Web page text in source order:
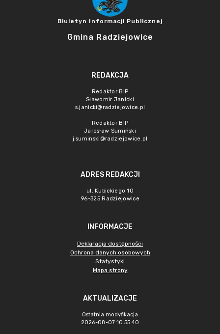
Biuletyn Informacji Publicznej
Gmina Radziejowice
REDAKCJA
Redaktor BIP
Sławomir Janicki
s.janicki@radziejowice.pl
Redaktor BIP
Jarosław Sumiński
j.suminski@radziejowice.pl
ADRES REDAKCJI
ul. Kubickiego 10
96-325 Radziejowice
INFORMACJE
Deklaracja dostępności
Ochrona danych osobowych
Statystyki
Mapa strony
AKTUALIZACJE
Ostatnia modyfikacja
2026-08-07 10:55:40